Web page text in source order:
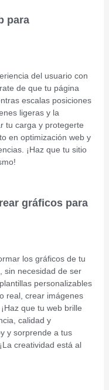
para
del usuario con
de que tu página
escalas posiciones
ligeras y la
tu carga y protegerte
en optimización web y
¡Haz que tu sitio
gráficos para
los gráficos de tu
sin necesidad de ser
personalizables
real, crear imágenes
que tu web brille
calidad y
y sorprende a tus
creatividad está al